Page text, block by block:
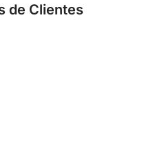
de Clientes